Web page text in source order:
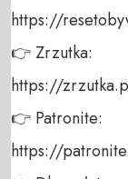
https://
👉 Zrzutka:
https://
👉 Patronite:
https://